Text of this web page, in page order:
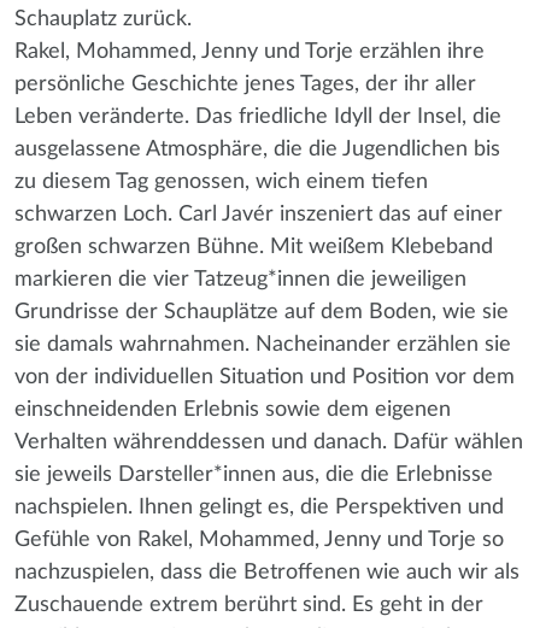
Schauplatz zurück.
Rakel, Mohammed, Jenny und Torje erzählen ihre
persönliche Geschichte jenes Tages, der ihr aller
Leben veränderte. Das friedliche Idyll der Insel, die
ausgelassene Atmosphäre, die die Jugendlichen bis
zu diesem Tag genossen, wich einem tiefen
schwarzen Loch. Carl Javér inszeniert das auf einer
großen schwarzen Bühne. Mit weißem Klebeband
markieren die vier Tatzeug*innen die jeweiligen
Grundrisse der Schauplätze auf dem Boden, wie sie
sie damals wahrnahmen. Nacheinander erzählen sie
von der individuellen Situation und Position vor dem
einschneidenden Erlebnis sowie dem eigenen
Verhalten währenddessen und danach. Dafür wählen
sie jeweils Darsteller*innen aus, die die Erlebnisse
nachspielen. Ihnen gelingt es, die Perspektiven und
Gefühle von Rakel, Mohammed, Jenny und Torje so
nachzuspielen, dass die Betroffenen wie auch wir als
Zuschauende extrem berührt sind. Es geht in der